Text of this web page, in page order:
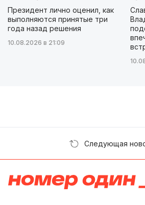
Президент лично оценил, как
выполняются принятые три
года назад решения
10.08.2026 в 21:09
Следующая